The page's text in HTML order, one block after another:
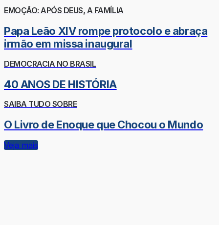
EMOÇÃO: APÓS DEUS, A FAMÍLIA
Papa Leão XIV rompe protocolo e abraça
irmão em missa inaugural
DEMOCRACIA NO BRASIL
40 ANOS DE HISTÓRIA
SAIBA TUDO SOBRE
O Livro de Enoque que Chocou o Mundo
Veja mais